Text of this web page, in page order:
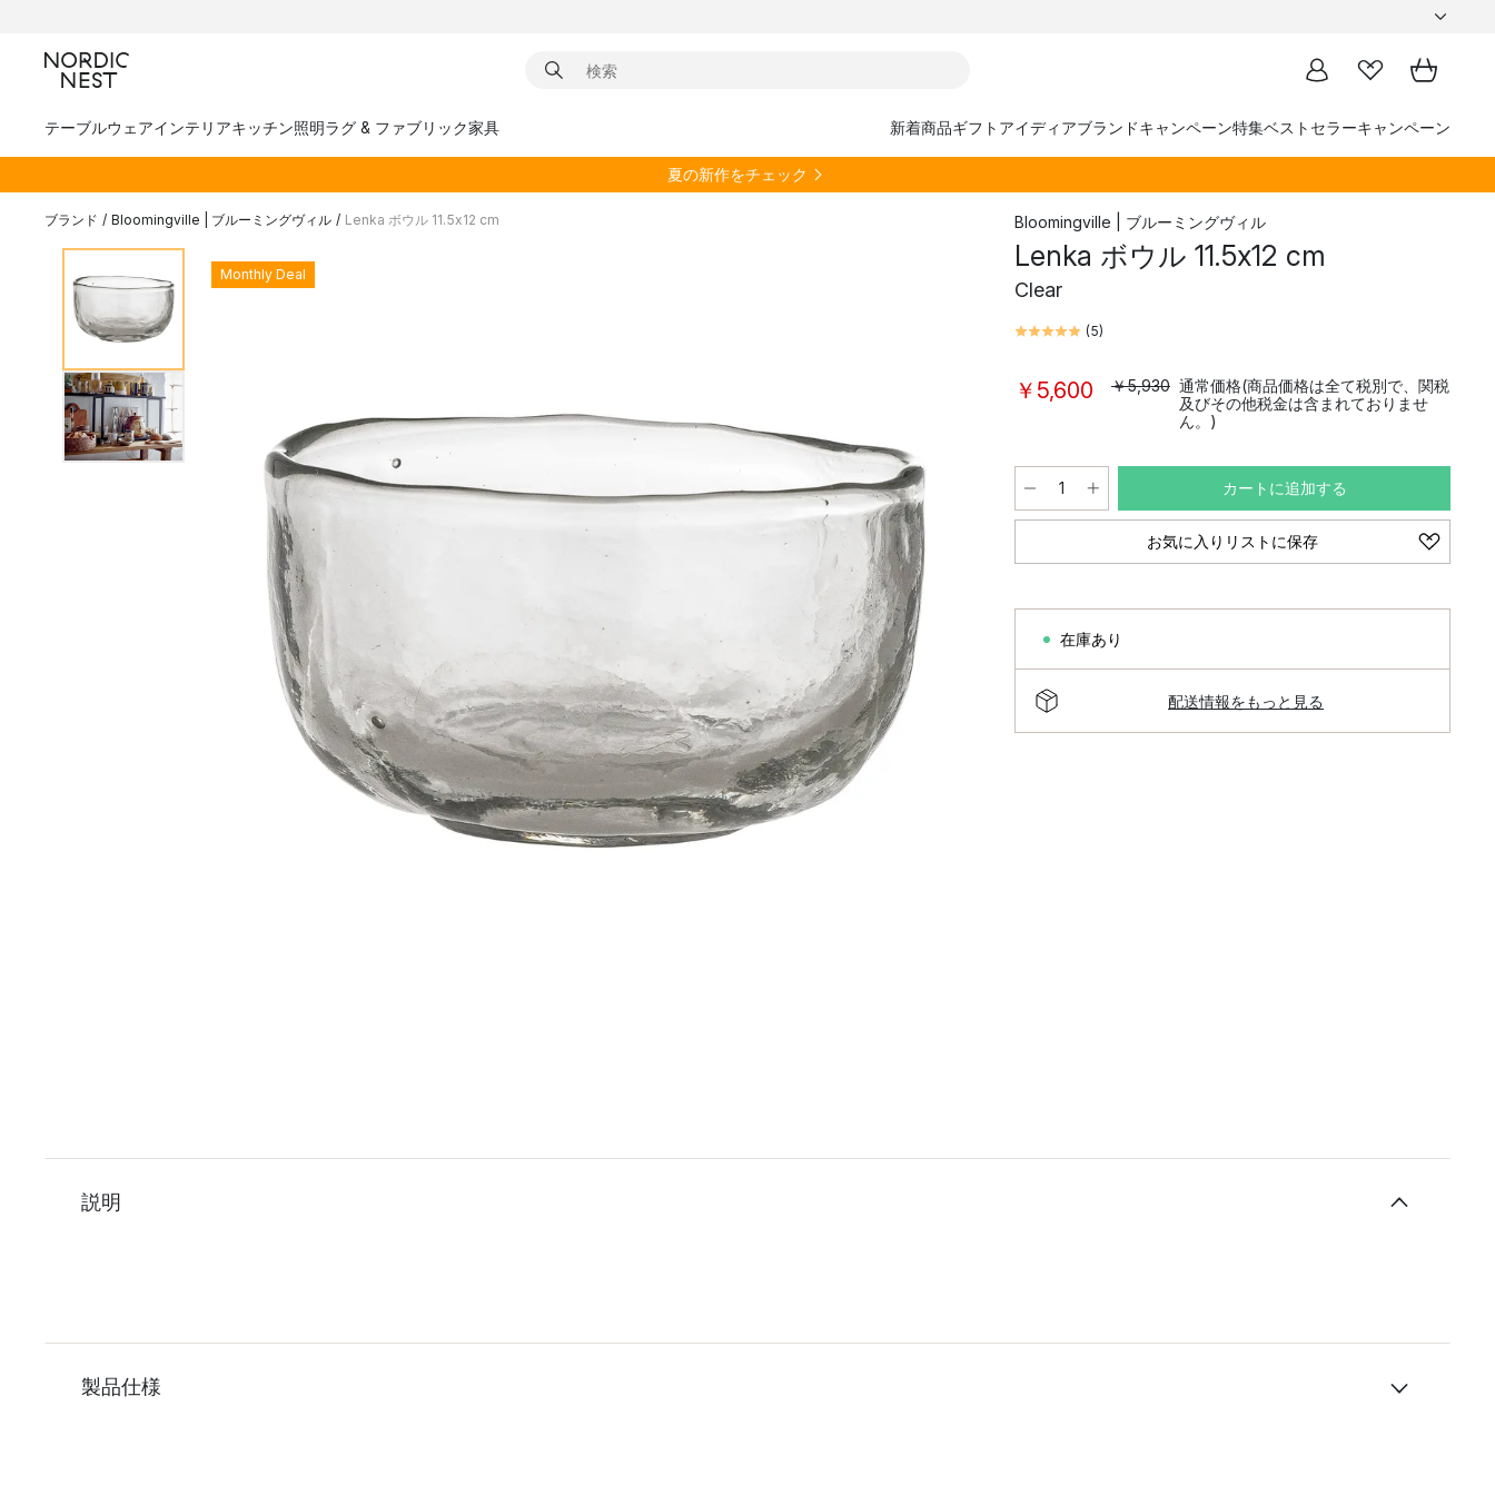
テーブルウェアインテリアキッチン照明ラグ & ファブリック家具 新着商品ギフトアイディアブランドキャンペーン特集ベストセラーキャンペーン
夏の新作をチェック
ブランド / Bloomingville | ブルーミングヴィル / Lenka ボウル 11.5x12 cm
Monthly Deal
Bloomingville | ブルーミングヴィル
Lenka ボウル 11.5x12 cm
Clear
(5)
￥5,600 ￥5,930 通常価格(商品価格は全て税別で、関税
及びその他税金は含まれておりませ
ん。)
カートに追加する
お気に入りリストに保存
在庫あり
配送情報をもっと見る
説明
製品仕様